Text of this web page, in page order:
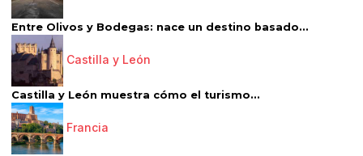
Entre Olivos y Bodegas: nace un destino basado...
Castilla y León
Castilla y León muestra cómo el turismo...
Francia